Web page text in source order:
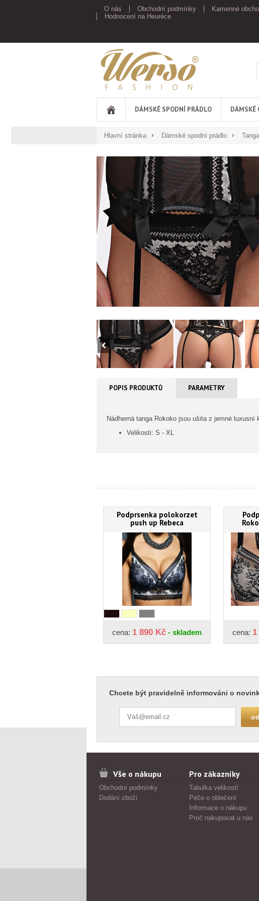
O nás Obchodní podmínky Kamenné
Hodnocení na Heuréce
Werso
DÁMSKÉ SPODNÍ PRÁDLO DÁMSKÉ
Hlavní stránka Dámské spodní prádlo Tanga
POPIS PRODUKTŮ PARAMETRY
Nádherná tanga Rokoko jsou ušita z jemné
Velikosti: S - XL
Podprsenka polokorzet
push up Rebeca
cena: 1 890 Kč - skladem cena:
Chcete být pravidelně informováni o
Vše o nákupu
Obchodní podmínky
Dodání zboží
Pro zákazníky
Tabulka velikostí
Péče o oblečení
Informace o nákupu
Proč nakupovat u nás